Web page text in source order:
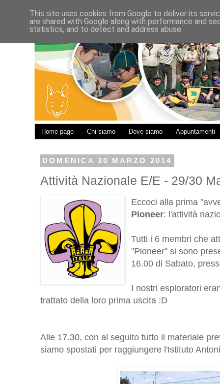
Home page Chi siamo Dove siamo Appuntamenti
DOMENICA 30 MARZO 2014
Attività Nazionale E/E - 29/30
Eccoci alla prima
Pioneer: l'attività
Tutti i 6 membri che
"Pioneer" si sono
16.00 di Sabato,
I nostri esploratori
trattato della loro prima uscita :D
Alle 17.30, con al seguito tutto il materiale
siamo spostati per raggiungere l'Istituto
This site uses cookies from Google to deliver its
are shared with Google along with performance and
statistics, and to detect and address abuse.